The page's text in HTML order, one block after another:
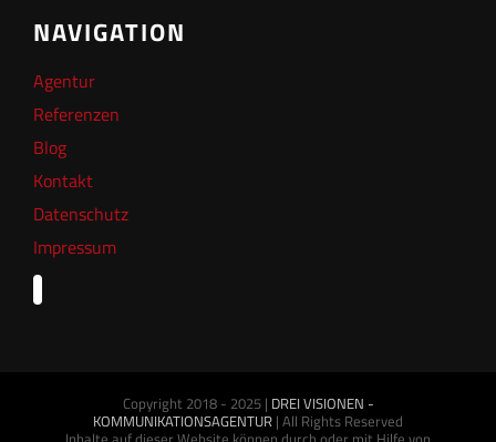
NAVIGATION
Agentur
Referenzen
Blog
Kontakt
Datenschutz
Impressum
Copyright 2018 - 2025 | DREI VISIONEN -
KOMMUNIKATIONSAGENTUR | All Rights Reserved